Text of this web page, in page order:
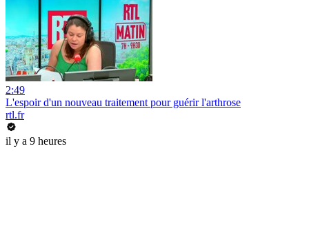
2:49
L'espoir d'un nouveau traitement pour guérir l'arthrose
rtl.fr
il y a 9 heures